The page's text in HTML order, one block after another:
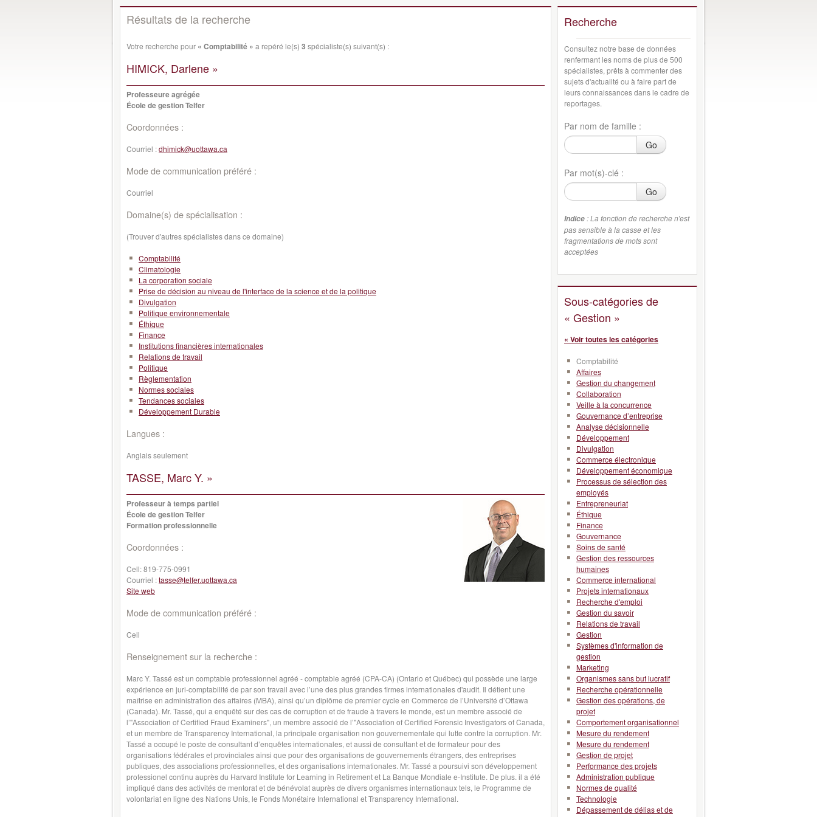
Résultats de la recherche
Votre recherche pour « Comptabilité » a repéré le(s) 3 spécialiste(s) suivant(s) :
HIMICK, Darlene »
Professeure agrégée
École de gestion Telfer
Coordonnées :
Courriel :dhimick@uottawa.ca
Mode de communication préféré :
Courriel
Domaine(s) de spécialisation :
(Trouver d'autres spécialistes dans ce domaine)
Comptabilité
Climatologie
La corporation sociale
Prise de décision au niveau de l'interface de la science et de la politique
Divulgation
Politique environnementale
Éthique
Finance
Institutions financières internationales
Relations de travail
Politique
Règlementation
Normes sociales
Tendances sociales
Développement Durable
Langues :
Anglais seulement
TASSE, Marc Y. »
Professeur à temps partiel
École de gestion Telfer
Formation professionnelle
Coordonnées :
Cell:819-775-0991
Courriel :tasse@telfer.uottawa.ca
Site web
Mode de communication préféré :
Cell
Renseignement sur la recherche :
Marc Y. Tassé est un comptable professionnel agréé - comptable agréé (CPA-CA) (Ontario et Québec) qui possède une large
expérience en juri-comptabilité de par son travail avec l’une des plus grandes firmes internationales d'audit. Il détient une
maîtrise en administration des affaires (MBA), ainsi qu’un diplôme de premier cycle en Commerce de l’Université d’Ottawa
(Canada). Mr. Tassé, qui a enquêté sur des cas de corruption et de fraude à travers le monde, est un membre associé de
l’"Association of Certified Fraud Examiners", un membre associé de l’"Association of Certified Forensic Investigators of Canada,
et un membre de Transparency International, la principale organisation non gouvernementale qui lutte contre la corruption. Mr.
Tassé a occupé le poste de consultant d’enquêtes internationales, et aussi de consultant et de formateur pour des
organisations fédérales et provinciales ainsi que pour des organisations de gouvernements étrangers, des entreprises
publiques, des associations professionnelles, et des organisations internationales. Mr. Tassé a poursuivi son développement
professionel continu auprès du Harvard Institute for Learning in Retirement et La Banque Mondiale e-Institute. De plus. il a été
impliqué dans des activités de mentorat et de bénévolat auprès de divers organismes internationaux tels, le Programme de
volontariat en ligne des Nations Unis, le Fonds Monétaire International et Transparency International.
Recherche
Consultez notre base de données
renfermant les noms de plus de 500
spécialistes, prêts à commenter des
sujets d'actualité ou à faire part de
leurs connaissances dans le cadre de
reportages.
Par nom de famille :
Go
Par mot(s)-clé :
Go
Indice : La fonction de recherche n'est
pas sensible à la casse et les
fragmentations de mots sont
acceptées
Sous-catégories de
« Gestion »
« Voir toutes les catégories
Comptabilité
Affaires
Gestion du changement
Collaboration
Veille à la concurrence
Gouvernance d’entreprise
Analyse décisionnelle
Développement
Divulgation
Commerce électronique
Développement économique
Processus de sélection des
employés
Entrepreneuriat
Éthique
Finance
Gouvernance
Soins de santé
Gestion des ressources
humaines
Commerce international
Projets internationaux
Recherche d'emploi
Gestion du savoir
Relations de travail
Gestion
Systèmes d'information de
gestion
Marketing
Organismes sans but lucratif
Recherche opérationnelle
Gestion des opérations, de
projet
Comportement organisationnel
Mesure du rendement
Mesure du rendement
Gestion de projet
Performance des projets
Administration publique
Normes de qualité
Technologie
Dépassement de délias et de